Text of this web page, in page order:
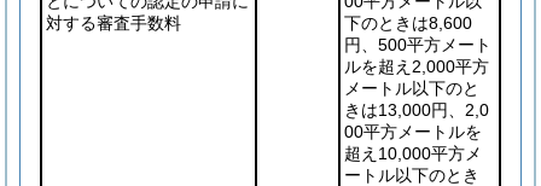
対する審査手数料
下のときは8,600
円、500平方メート
ルを超え2,000平方
メートル以下のと
きは13,000円、2,0
00平方メートルを
超え10,000平方メ
ートル以下のとき